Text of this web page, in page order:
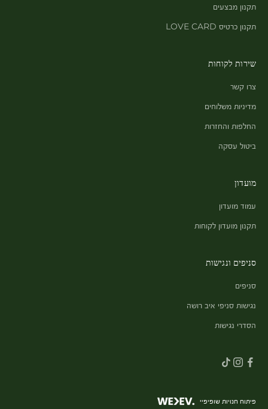
תקנון מבצעים
תקנון כרטיס LOVE CARD
שירות לקוחות
צרו קשר
מדיניות משלוחים
החלפות והחזרות
ביטול עסקה
מועדון
עמוד מועדון
תקנון מועדון לקוחות
סניפים ונגישות
סניפים
נגישות סניפי איב רושה
הסדרי נגישות
פיתוח חנויות שופיפיי